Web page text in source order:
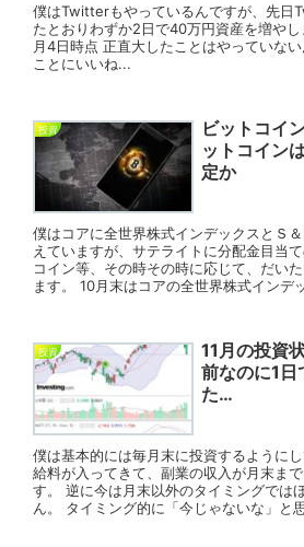
僕はTwitterもやっているんですが、先日
たとおりわずか2日で40万円資産を増や
月4日時点 正直大したことはやっていな
ことにいいね...
投資
ビットコイ
ットコイン
定か
僕はコアに全世界株式インデックスとＳ
えていますが、サテライトに分配金目当
コイン等、その時その時に応じて、だい
ます。 10月末はコアの全世界株式インデ
投資
11月の投資
前なのに1
た…
僕は基本的には毎月末に投資するように
給料が入ってきて、副業の収入が月末ま
す。 逆に今は月末以外のタイミングでは
ん。 タイミング的に「今じゃないな」と